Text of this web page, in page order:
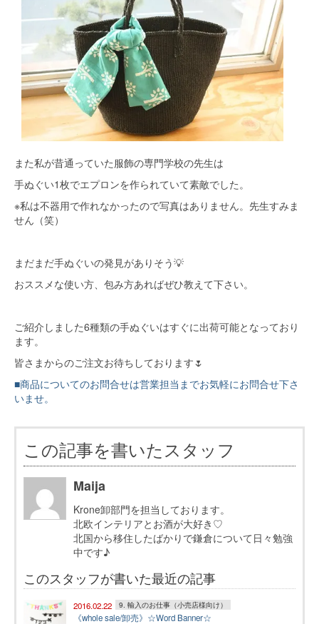
また私が昔通っていた服飾の専門学校の先生は
手ぬぐい1枚でエプロンを作られていて素敵でした。
※私は不器用で作れなかったので写真はありません。先生すみま
せん（笑）
まだまだ手ぬぐいの発見がありそう💡
おススメな使い方、包み方あればぜひ教えて下さい。
ご紹介しました6種類の手ぬぐいはすぐに出荷可能となっており
ます。
皆さまからのご注文お待ちしております🌷
■商品についてのお問合せは営業担当までお気軽にお問合せ下さ
いませ。
この記事を書いたスタッフ
Maija
Krone卸部門を担当しております。
北欧インテリアとお酒が大好き♡
北国から移住したばかりで鎌倉について日々勉強
中です♪
このスタッフが書いた最近の記事
2016.02.22 9. 輸入のお仕事（小売店様向け）
《whole sale/卸売》☆Word Banner☆